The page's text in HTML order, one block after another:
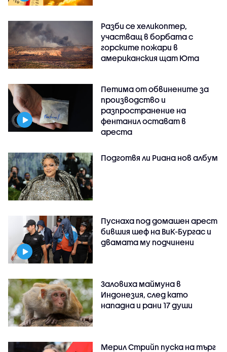
Разби се хеликоптер,
участващ в борбата с
горските пожари в
американския щат Юта
Петима от обвинените за
производство и
разпространение на
фентанил остават в
ареста
Подготвя ли Риана нов албум
Пуснаха под домашен арест
бившия шеф на ВиК-Бургас и
двамата му подчинени
Заловиха маймуна в
Индонезия, след като
нападна и рани 17 души
Мерил Стрийп пуска на търг